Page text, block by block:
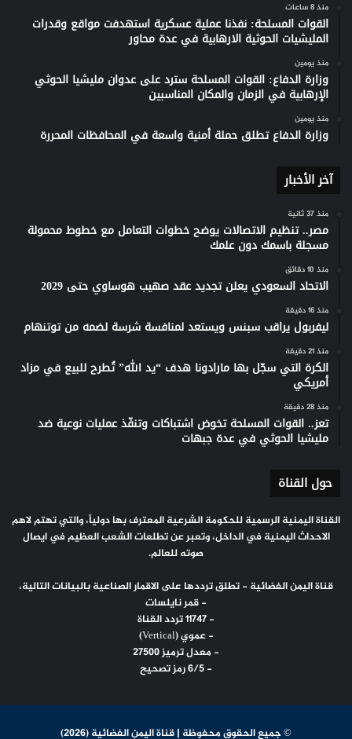
منذ 8 ساعات
القوات المسلحة: نفذنا عملية عسكرية استهدفت مواقع وقدرات
المليشيات الحوثية الارهابية في عدة محاور
منذ يومين
وزارة الدفاع: القوات المسلحة سترد على عدوان مليشيا الحوثي
الإرهابية في الزمان والمكان المناسبين
منذ يومين
وزارة الدفاع تطلق حملة أمنية واسعة في المحافظات المحررة
آخر الأخبار
منذ 37 ثانية
مصر.. تنظيم الاتصالات يوضح خطوات التعامل مع خطوط محمولة
مسجلة باسمك دون علمك
منذ 10 دقائق
الاتحاد السعودي يعلن تجديد عقد صهيب هوساوي حتى 2029
منذ 16 دقيقة
ليفربول يراقب سبنس ويستعد لمنافسة شرسة لضمه من توتنهام
منذ 21 دقيقة
الكرة التي سجّل بها مارادونا هدف “يد الله” تُطرح للبيع في مزاد
أمريكي
منذ 28 دقيقة
تعز.. القوات المسلحة تخوض اشتباكات وتنفّذ عمليات نوعية ضد
مليشيا الحوثي في عدة جبهات
حول القناة
القناة اليمنية الرسمية للحكومة الشرعية المعترف بها دولياً، والتي تهتم لاهم
الاحداث اليمنية في الداخل، وتعبر عن تطلعات الشعب العظيم في ايصال
صوته للعالم.
قناة اليمن الفضائية - تطلق ترددها على الاقمار الصناعية بالبيانات التالية،
- قمر نايلسات
- 11747 تردد القناة
- عموي (Vertical)
- معدل ترميز 27500
- 6/5 رمز تصحيح
© جميع الحقوق محفوظة | قناة اليمن الفضائية (2026)